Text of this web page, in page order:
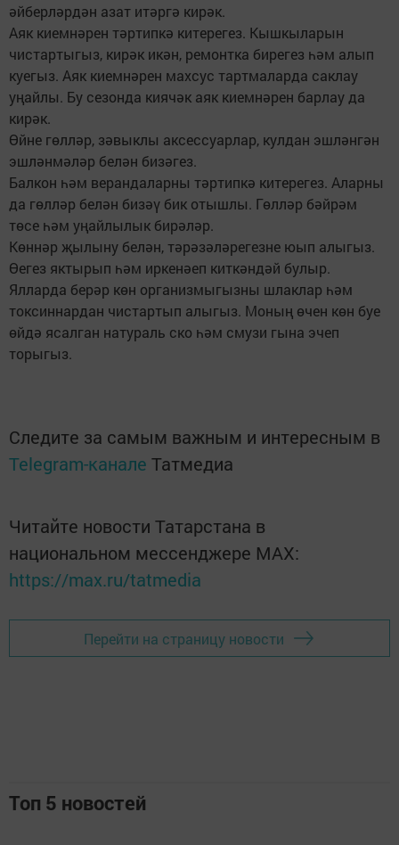
әйберләрдән азат итәргә кирәк.
Аяк киемнәрен тәртипкә китерегез. Кышкыларын
чистартыгыз, кирәк икән, ремонтка бирегез һәм алып
куегыз. Аяк киемнәрен махсус тартмаларда саклау
уңайлы. Бу сезонда киячәк аяк киемнәрен барлау да
кирәк.
Өйне гөлләр, зәвыклы аксессуарлар, кулдан эшләнгән
эшләнмәләр белән бизәгез.
Балкон һәм верандаларны тәртипкә китерегез. Аларны
да гөлләр белән бизәү бик отышлы. Гөлләр бәйрәм
төсе һәм уңайлылык бирәләр.
Көннәр җылыну белән, тәрәзәләрегезне юып алыгыз.
Өегез яктырып һәм иркенәеп киткәндәй булыр.
Ялларда берәр көн организмыгызны шлаклар һәм
токсиннардан чистартып алыгыз. Моның өчен көн буе
өйдә ясалган натураль ско һәм смузи гына эчеп
торыгыз.
Следите за самым важным и интересным в
Telegram-канале Татмедиа
Читайте новости Татарстана в
национальном мессенджере MАХ:
https://max.ru/tatmedia
Перейти на страницу новости
Топ 5 новостей